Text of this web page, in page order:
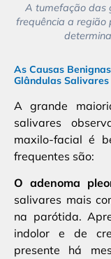
A tumefação das
frequência a região
As Causas
Glândulas Salivares
A grande
salivares
maxilo-facial é
frequentes são:
O adenoma
salivares mais
na parótida.
indolor e de
presente há